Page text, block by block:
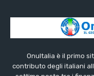
OnuItalia è il primo
contributo degli italiani